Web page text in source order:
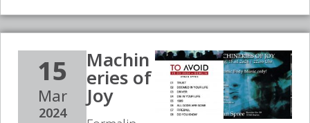
15
Mar
2024
Machin
eries of
Joy